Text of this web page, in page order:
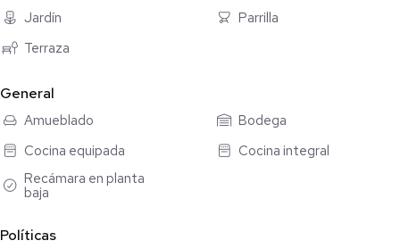
Áreas Comunes y Servicios: Extensos jardines, palapa para
herramientas.
Ubicación y Estilo de Vida
A solo 15 minutos del Centro Histórico y a 3 minutos de centros
respirando aire puro y disfrutando del canto de las aves, sin
alejarse de los servicios de la ciudad.
ideal para generar ingresos inmediatos a través de plataformas
Jardín
Parrilla
Terraza
General
Amueblado
Bodega
Cocina equipada
Cocina integral
Recámara en planta
baja
Políticas